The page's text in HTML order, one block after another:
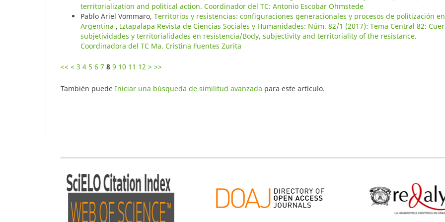
territorialization and political action. Coordinador del TC: Antonio Escobar Ohmstede
Pablo Ariel Vommaro, Territorios y resistencias: configuraciones generacionales y procesos de politización en
Argentina , Iztapalapa Revista de Ciencias Sociales y Humanidades: Núm. 82/1 (2017): Tema Central 82:
subjetividades y territorialidades en resistencia/Body, subjectivity and territoriality of the resistance.
Coordinadora del TC Ma. Cristina Fuentes Zurita
<< < 3 4 5 6 7 8 9 10 11 12 > >>
También puede Iniciar una búsqueda de similitud avanzada para este artículo.